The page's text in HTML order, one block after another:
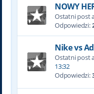
NOWY
Ostatni post
Odpowiedzi:
Nike vs
Ostatni post
13:32
Odpowiedzi: